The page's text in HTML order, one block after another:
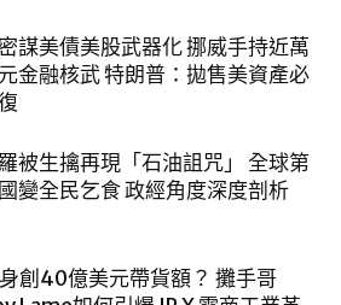
謀美債美股武器化 挪威手持近萬
金融核武 特朗普：拋售美資產必
被生擒再現「石油詛咒」 全球第
變全民乞食 政經角度深度剖析
創40億美元帶貨額？ 攤手哥